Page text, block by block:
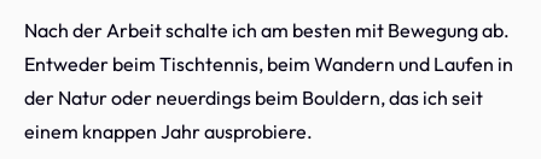
Nach der Arbeit schalte ich am besten mit Bewegung ab.
Entweder beim Tischtennis, beim Wandern und Laufen in
der Natur oder neuerdings beim Bouldern, das ich seit
einem knappen Jahr ausprobiere.